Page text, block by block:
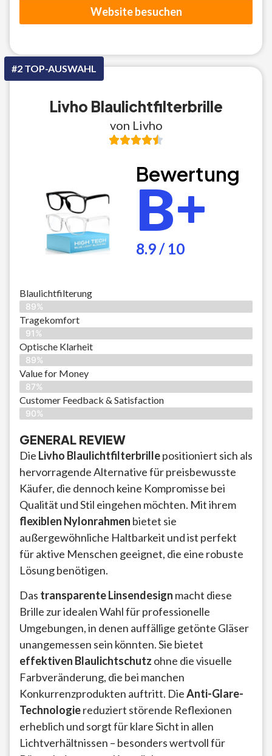
Website besuchen
#2 TOP-AUSWAHL
Livho Blaulichtfilterbrille
von Livho
Bewertung
B+
8.9 / 10
Blaulichtfilterung
89%
Tragekomfort
91%
Optische Klarheit
89%
Value for Money
87%
Customer Feedback & Satisfaction​
90%
GENERAL REVIEW
Die Livho Blaulichtfilterbrillepositioniert sich als
hervorragende Alternative für preisbewusste
Käufer, die dennoch keine Kompromisse bei
Qualität und Stil eingehen möchten. Mit ihrem
flexiblen Nylonrahmen bietet sie
außergewöhnliche Haltbarkeit und ist perfekt
für aktive Menschen geeignet, die eine robuste
Lösung benötigen.
Das transparente Linsendesign macht diese
Brille zur idealen Wahl für professionelle
Umgebungen, in denen auffällige getönte Gläser
unangemessen sein könnten. Sie bietet
effektiven Blaulichtschutz ohne die visuelle
Farbveränderung, die bei manchen
Konkurrenzprodukten auftritt. DieAnti-Glare-
Technologiereduziert störende Reflexionen
erheblich und sorgt für klare Sicht in allen
Lichtverhältnissen – besonders wertvoll für